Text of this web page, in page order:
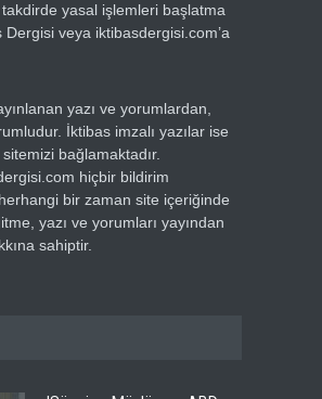
takdirde yasal işlemleri başlatma
Dergisi veya iktibasdergisi.com’a
yazı ve yorumlardan,
İktibas imzalı yazılar ise
bağlamaktadır.
hiçbir bildirim
bir zaman site içeriğinde
yazı ve yorumları yayından
sahiptir.